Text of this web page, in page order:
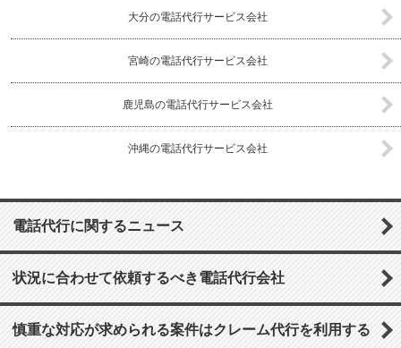
大分の電話代行サービス会社
宮崎の電話代行サービス会社
鹿児島の電話代行サービス会社
沖縄の電話代行サービス会社
電話代行に関するニュース
状況に合わせて依頼するべき電話代行会社
慎重な対応が求められる案件はクレーム代行を利用する